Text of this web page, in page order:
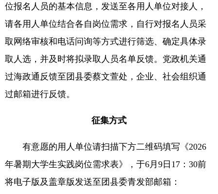
位报名人员的基本信息，发送至各用人单位对接人，
请各用人单位结合各自岗位需求，自行对报名人员采
取网络审核和电话问询等方式进行筛选、确定具体录
取人选，并及时将拟录取人员名单反馈。党政机关通
过海政通反馈至团县委蔡文萱处，企业、社会组织通
过邮箱进行反馈。
征集方式
有意愿的用人单位请扫描下方二维码填写《2026
年暑期大学生实践岗位需求表》，于6月9日17：30前
将电子版及盖章版发送至团县委青发部邮箱：